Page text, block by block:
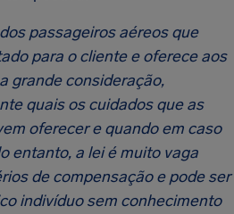
passageiros aéreos que
para o cliente e oferece aos
grande consideração,
quais os cuidados que as
oferecer e quando em caso
entanto, a lei é muito vaga
de compensação e pode ser
indivíduo sem conhecimento